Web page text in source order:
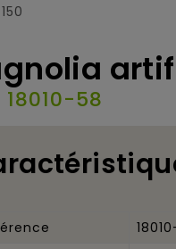
18010-58